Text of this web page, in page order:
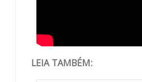
LEIA TAMBÉM: